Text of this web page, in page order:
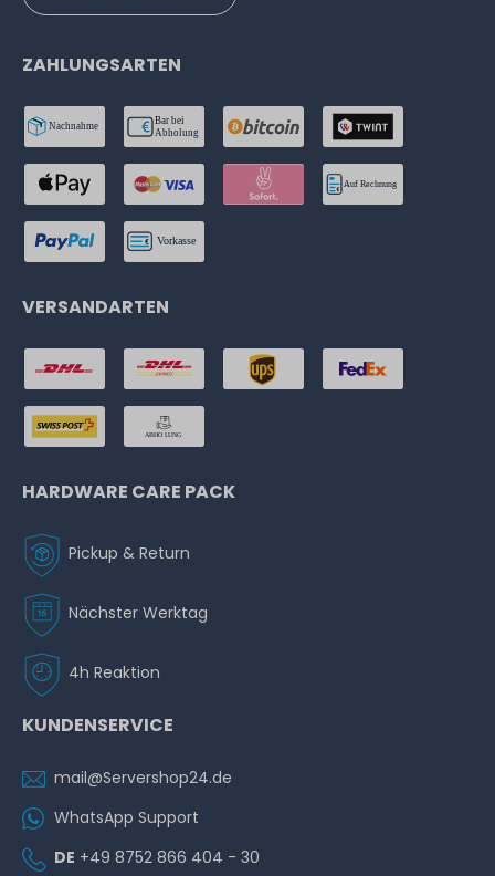
ZAHLUNGSARTEN
VERSANDARTEN
HARDWARE CARE PACK
Pickup & Return
Nächster Werktag
4h Reaktion
KUNDENSERVICE
mail@Servershop24.de
WhatsApp Support
DE +49 8752 866 404 - 30